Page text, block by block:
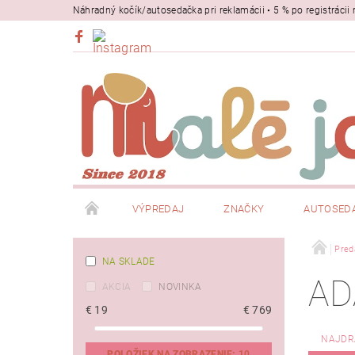
Náhradný kočík/autosedačka pri reklamácii • 5 % po
VÝPREDAJ ZNAČKY
NA SKLADE
AKCIA NOVINKA
€ 19 €769